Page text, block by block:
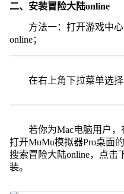
二、安装冒险大陆online
方法一：打开游戏中
online；
在右上角下拉菜单选
若你为Mac电脑用户，
打开MuMu模拟器Pro桌面
搜索冒险大陆online，点击
装。